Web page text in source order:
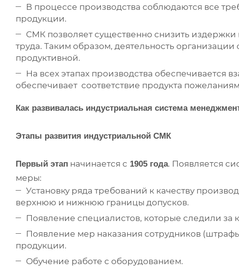
В процессе производства соблюдаются все
продукции.
СМК позволяет существенно снизить
труда. Таким образом, деятельность
продуктивной.
На всех этапах производства обеспечивается
обеспечивает соответствие продукта
Как развивалась индустриальная система
Этапы развития индустриальной СМК
Первый этап начинается с 1905 года. Появляется
меры:
Установку ряда требований к качеству
верхнюю и нижнюю границы допусков.
Появление специалистов, которые следили за
Появление мер наказания сотрудников
продукции.
Обучение работе с оборудованием.